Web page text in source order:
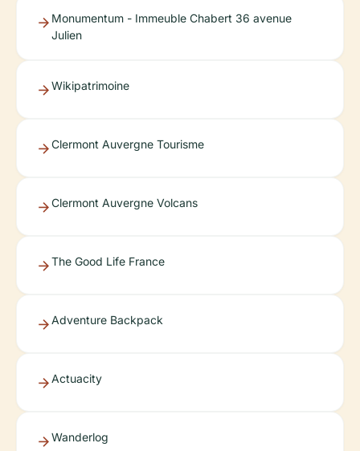
Monumentum - Immeuble Chabert 36 avenue
Julien
Wikipatrimoine
Clermont Auvergne Tourisme
Clermont Auvergne Volcans
The Good Life France
Adventure Backpack
Actuacity
Wanderlog